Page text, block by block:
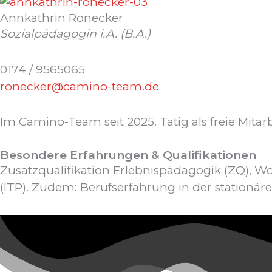
Annkathrin Ronecker
Sozialpädagogin i.A. (B.A.)
0174 / 9565065
ronecker@camino-team.de
Im Camino-Team seit 2025. Tätig als freie
Besondere Erfahrungen & Qualifikationen
Zusatzqualifikation Erlebnispädagogik (ZQ),
(ITP). Zudem: Berufserfahrung in der